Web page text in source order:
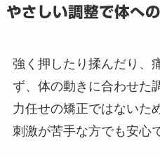
やさしい調整で体へ
強く押したり揉んだり、
ず、体の動きに合わせた
力任せの矯正ではないた
刺激が苦手な方でも安心